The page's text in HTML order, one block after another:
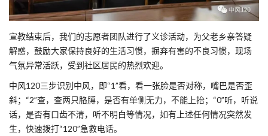
宣教结束后，我们的志愿者团队进行了义诊活动，为父老乡亲答疑
解惑，鼓励大家保持良好的生活习惯，摒弃有害的不良习惯，现场
气氛异常活跃，受到社区居民的热烈欢迎。
中风120三步识别中风，即“1”看，看一张脸是否对称，嘴巴是否歪
斜；“2”查，查两只胳膊，是否有单侧无力，不能上抬；“0”听，听说
话，是否有口齿不清，听不明白等情况，如有上述任何情况突然发
生，快速拨打“120”急救电话。